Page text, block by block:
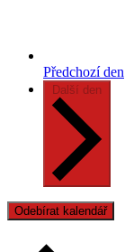
Předchozí den
Další den
Odebírat kalendář